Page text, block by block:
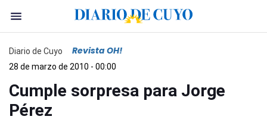
Diario de Cuyo Revista OH!
28 de marzo de 2010 - 00:00
Cumple sorpresa para Jorge
Pérez